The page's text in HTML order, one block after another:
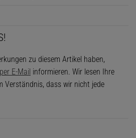
zu diesem Artikel haben,
per E-Mail informieren. Wir lesen Ihre
Verständnis, dass wir nicht jede